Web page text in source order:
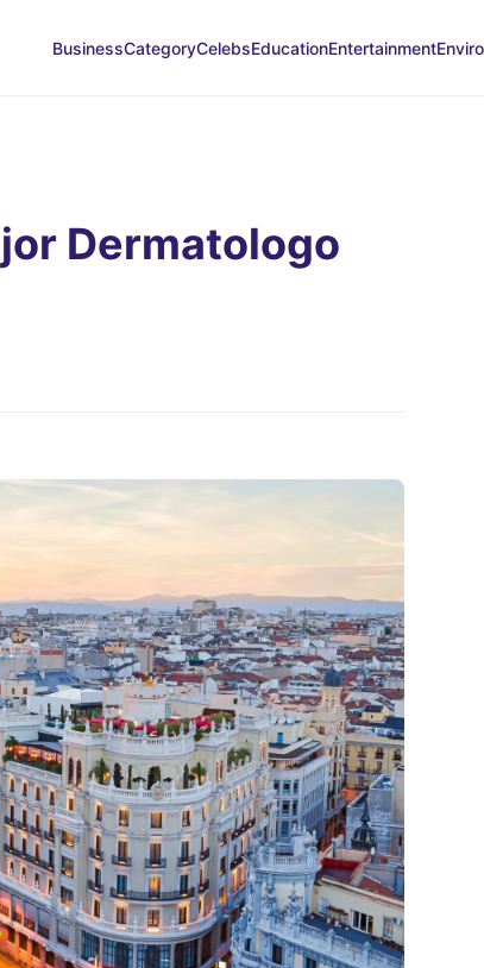
BusinessCategoryCelebsEducationEntertainment
Dermatologo